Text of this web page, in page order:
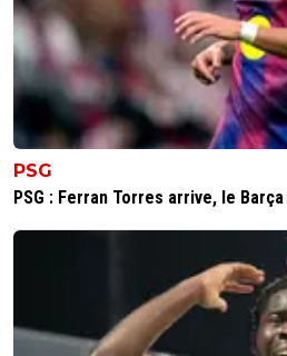
PSG
PSG : Ferran Torres arrive, le